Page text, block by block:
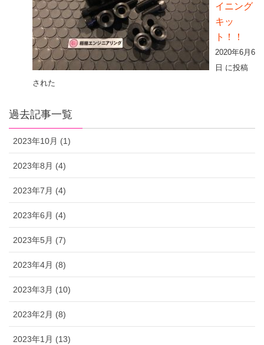
イニング
キッ
ト！！
2020年6月6
日 に投稿
された
過去記事一覧
2023年10月 (1)
2023年8月 (4)
2023年7月 (4)
2023年6月 (4)
2023年5月 (7)
2023年4月 (8)
2023年3月 (10)
2023年2月 (8)
2023年1月 (13)